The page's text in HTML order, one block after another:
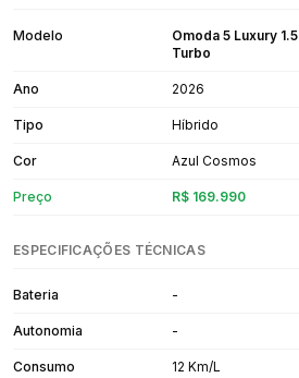
Modelo
Omoda 5 Luxury 1.5
Turbo
Ano 2026
Tipo Híbrido
Cor Azul Cosmos
Preço R$ 169.990
ESPECIFICAÇÕES TÉCNICAS
Bateria -
Autonomia -
Consumo 12 Km/L